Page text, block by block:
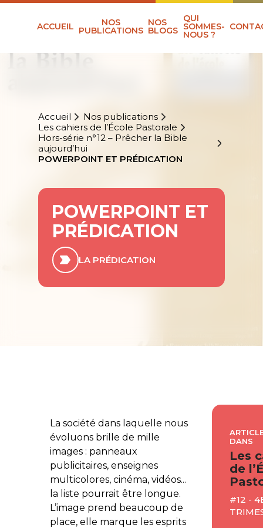
ACCUEIL NOS
PUBLICATIONS
NOS
BLOGS
QUI
SOMMES-
NOUS ?
Accueil
Nos publications
Les cahiers de l’École Pastorale
Hors-série n°12 – Prêcher la Bible
aujourd’hui
POWERPOINT ET PRÉDICATION
POWERPOINT ET
PRÉDICATION
LA PRÉDICATION
La société dans laquelle nous
évoluons brille de mille
images : panneaux
publicitaires, enseignes
multicolores, cinéma, vidéos...
la liste pourrait être longue.
L’image prend beaucoup de
place, elle marque les esprits
DANS
Les
de
#12 -